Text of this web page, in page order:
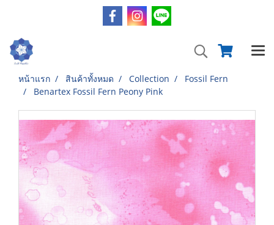
หน้าแรก สินค้าทั้งหมด Collection
Fossil Fern
Benartex Fossil Fern Peony Pink